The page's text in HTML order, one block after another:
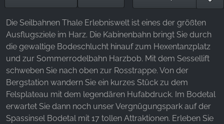
Die Seilbahnen Thale Erlebniswelt ist eines der größten
Ausflugsziele im Harz. Die Kabinenbahn bringt Sie durch
die gewaltige Bodeschlucht hinauf zum Hexentanzplatz
und zur Sommerrodelbahn Harzbob. Mit dem Sessellift
schweben Sie nach oben zur Rosstrappe. Von der
Bergstation wandern Sie ein kurzes Stück zu dem
Felsplateau mit dem legendären Hufabdruck. Im Bodetal
erwartet Sie dann noch unser Vergnügungspark auf der
Spassinsel Bodetal mit 17 tollen Attraktionen. Erleben Sie
Facebook Pixel
Name:
_fbp, fr, _fbq, fbq
Anbieter:
Facebook Ireland Ltd.
Zweck:
Werbemessung und Marketing